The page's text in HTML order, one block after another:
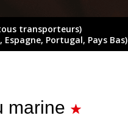
transporteurs)
Portugal, Pays Bas)
marine